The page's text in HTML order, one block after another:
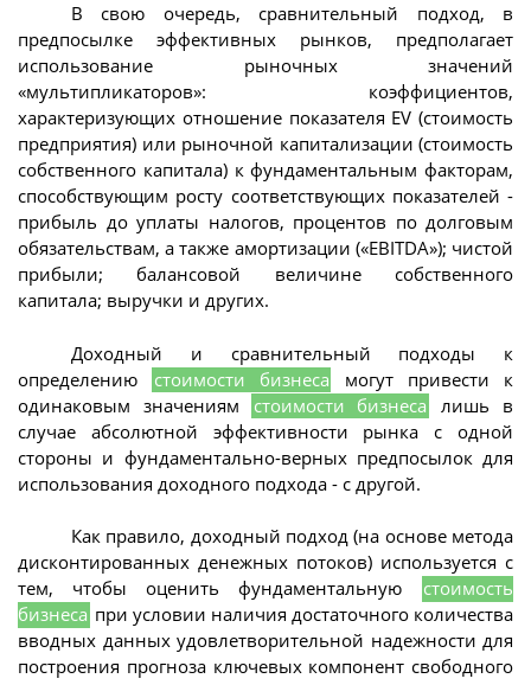
В свою очередь, сравнительный подход, в
предпосылке эффективных рынков, предполагает
использование рыночных значений
«мультипликаторов»: коэффициентов,
характеризующих отношение показателя EV (стоимость
предприятия) или рыночной капитализации (стоимость
собственного капитала) к фундаментальным факторам,
способствующим росту соответствующих показателей -
прибыль до уплаты налогов, процентов по долговым
обязательствам, а также амортизации («EBITDA»); чистой
прибыли; балансовой величине собственного
капитала; выручки и других.
Доходный и сравнительный подходы к
определению
стоимости бизнеса могут привести к
одинаковым значениям
стоимости бизнеса
лишь в
случае абсолютной эффективности рынка с одной
стороны и фундаментально-верных предпосылок для
использования доходного подхода - с другой.
Как правило, доходный подход (на основе метода
дисконтированных денежных потоков) используется с
тем, чтобы оценить фундаментальную
стоимость
бизнеса при условии наличия достаточного количества
вводных данных удовлетворительной надежности для
построения прогноза ключевых компонент свободного